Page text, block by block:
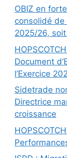
OBIZ en
consolidé de
2025/26,
Document
l’Exercice
Sidetrade
Directrice
croissance